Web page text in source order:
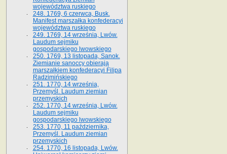
województwa ruskiego
248. 1769, 6 czerwca, Busk.
Manifest marszałka konfederacyi
województwa ruskiego
249. 1769, 14 września, Lwów.
Laudum sejmiku
gospodarskiego lwowskiego
250. 1769, 13 listopada, Sanok.
Ziemianie sanoccy obierają
marszałkiem konfederacyi Filipa
Radzimińskiego
251. 1770, 14 września,
Przemyśl. Laudum ziemian
przemyskich
252. 1770, 14 września, Lwów.
Laudum sejmiku
gospodarskiego lwowskiego
253. 1770, 11 października,
Przemyśl. Laudum ziemian
przemyskich
254. 1770, 16 listopada, Lwów.